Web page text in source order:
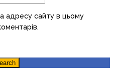
адресу сайту в цьому